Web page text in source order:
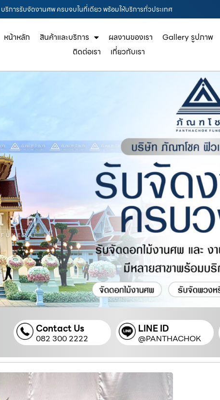
บริการรับจัดงานศพ ครบจบในที่เดียว พร้อมให้บริการทั่วประเทศ
หน้าหลัก สินค้าและบริการ ผลงานของเรา
Gallery รูปภาพ
ติดต่อเรา
เกี่ยวกับเรา
Contact Us
082 300 2222
LINE ID
@PANTHACHOK